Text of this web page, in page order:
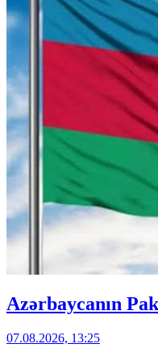
Azərbaycanın
07.08.2026, 13:25